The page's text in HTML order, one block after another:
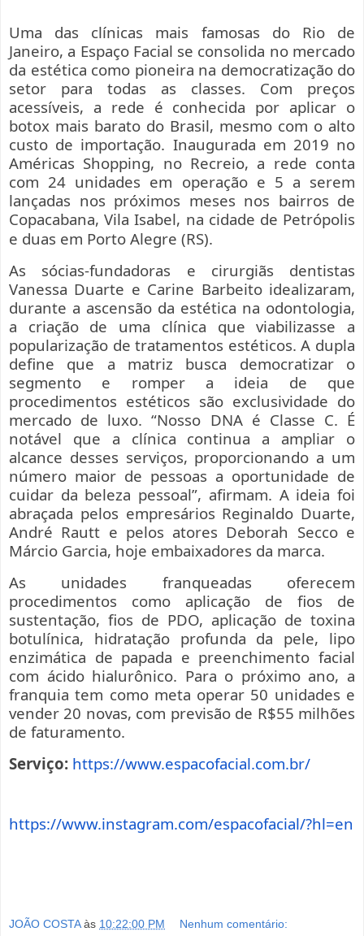
Uma das clínicas mais famosas do Rio de
Janeiro, a Espaço Facial se consolida no mercado
da estética como pioneira na democratização do
setor para todas as classes. Com preços
acessíveis, a rede é conhecida por aplicar o
botox mais barato do Brasil, mesmo com o alto
custo de importação. Inaugurada em 2019 no
Américas Shopping, no Recreio, a rede conta
com 24 unidades em operação e 5 a serem
lançadas nos próximos meses nos bairros de
Copacabana, Vila Isabel, na cidade de Petrópolis
e duas em Porto Alegre (RS).
As sócias-fundadoras e cirurgiãs dentistas
Vanessa Duarte e Carine Barbeito idealizaram,
durante a ascensão da estética na odontologia,
a criação de uma clínica que viabilizasse a
popularização de tratamentos estéticos. A dupla
define que a matriz busca democratizar o
segmento e romper a ideia de que
procedimentos estéticos são exclusividade do
mercado de luxo. “Nosso DNA é Classe C. É
notável que a clínica continua a ampliar o
alcance desses serviços, proporcionando a um
número maior de pessoas a oportunidade de
cuidar da beleza pessoal”, afirmam. A ideia foi
abraçada pelos empresários Reginaldo Duarte,
André Rautt e pelos atores Deborah Secco e
Márcio Garcia, hoje embaixadores da marca.
As unidades franqueadas oferecem
procedimentos como aplicação de fios de
sustentação, fios de PDO, aplicação de toxina
botulínica, hidratação profunda da pele, lipo
enzimática de papada e preenchimento facial
com ácido hialurônico. Para o próximo ano, a
franquia tem como meta operar 50 unidades e
vender 20 novas, com previsão de R$55 milhões
de faturamento.
Serviço: https://www.espacofacial.com.br/
https://www.instagram.com/espacofacial/?hl=en
JOÃO COSTAàs 10:22:00 PM Nenhum comentário: